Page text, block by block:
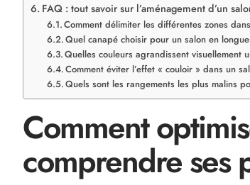
FAQ : tout savoir sur l’aménagement d’un
Comment délimiter les différentes zones
Quel canapé choisir pour un salon en
Quelles couleurs agrandissent visuellement
Comment éviter l’effet « couloir » dans un
Quels sont les rangements les plus malins
Comment
comprendre ses